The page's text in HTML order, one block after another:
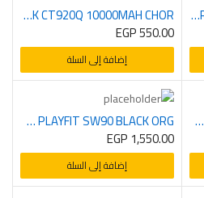
POWERBANK ONDA K14 1000MAH
POWERBANK CT920Q 10000MAH CHOR
EGP550.00
إضافة إلى السلة
SMARTWATCH PLAYFIT SW98 BLACK ORG
SMARTWATCH PLAYFIT SW90 BLACK ORG
EGP 1,550.00
إضافة إلى السلة